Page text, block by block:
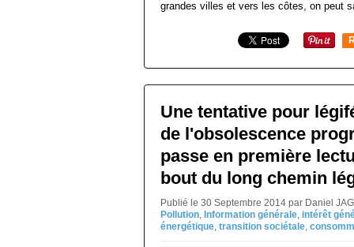
grandes villes et vers les côtes, on peut
Une tentative pour
de l'obsolescence
passe en première
bout du long chemin
Publié le 30 Septembre 2014 par Daniel
Pollution, Information générale, intérêt
énergétique, transition sociétale,